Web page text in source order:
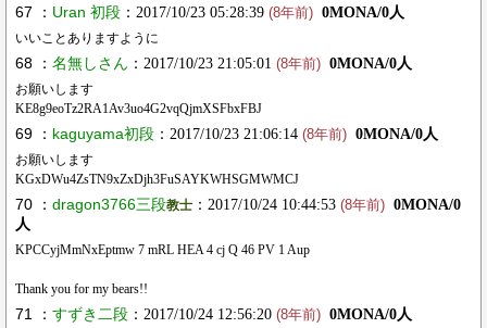
67 ： Uran 初段 ：2017/10/23 05:28:39 (8年前) 0MONA/0人
いいことありますように
68 ： 名無しさん ：2017/10/23 21:05:01 (8年前) 0MONA/0人
お願いします
KE8g9eoTz2RA1Av3uo4G2vqQjmXSFbxFBJ
69 ： kaguyama初段 ：2017/10/23 21:06:14 (8年前) 0MONA/0人
お願いします
KGxDWu4ZsTN9xZxDjh3FuSAYKWHSGMWMCJ
70 ： dragon3766三段教士 ：2017/10/24 10:44:53 (8年前) 0MONA/0
人
KPCCyjMmNxEptmw 7 mRL HEA 4 cj Q 46 PV 1 Aup
Thank you for my bears!!
71 ： すずき二段 ：2017/10/24 12:56:20 (8年前) 0MONA/0人